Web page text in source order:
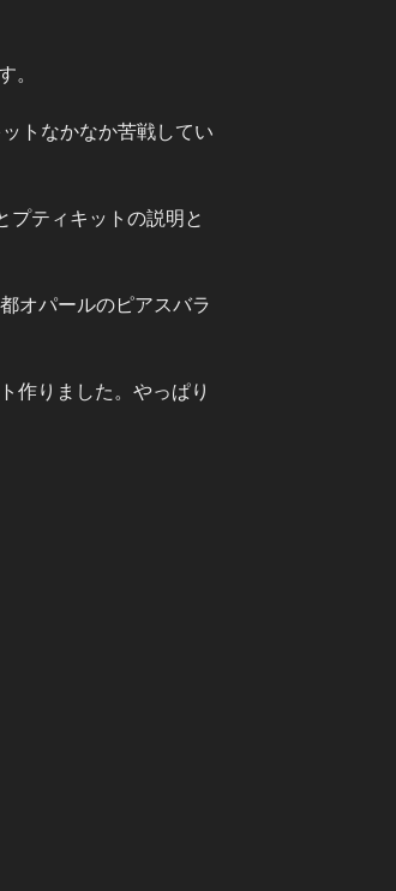
。
トなかなか苦戦してい
プティキットの説明と
オパールのピアスバラ
作りました。やっぱり